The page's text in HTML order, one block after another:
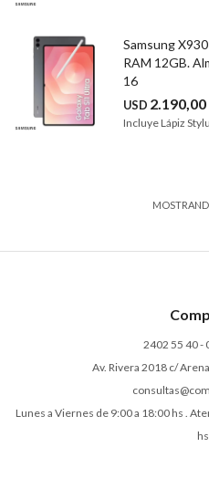
Samsung
RAM 12GB.
16
USD 2.190,00
Incluye Lápiz
2402 55 40 -
Av. Rivera 2018 c/
Lunes a Viernes de 9:00 a 18:00 hs .